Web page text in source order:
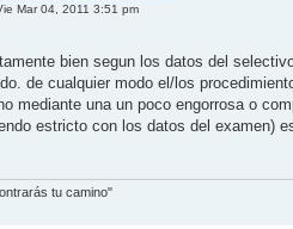
Mar 04, 2011 3:51 pm
bien segun los datos del
de cualquier modo el/los
mediante una un poco engorrosa o
estricto con los datos del examen)
tu camino"